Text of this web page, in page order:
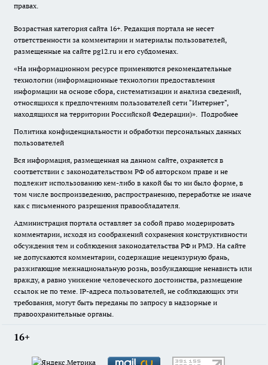
правах.
Возрастная категория сайта 16+. Редакция портала не несет
ответственности за комментарии и материалы пользователей,
размещенные на сайте pg12.ru и его субдоменах.
«На информационном ресурсе применяются рекомендательные
технологии (информационные технологии предоставления
информации на основе сбора, систематизации и анализа сведений,
относящихся к предпочтениям пользователей сети "Интернет",
находящихся на территории Российской Федерации)». Подробнее
Политика конфиденциальности и обработки персональных данных
пользователей
Вся информация, размещенная на данном сайте, охраняется в
соответствии с законодательством РФ об авторском праве и не
подлежит использованию кем-либо в какой бы то ни было форме, в
том числе воспроизведению, распространению, переработке не иначе
как с письменного разрешения правообладателя.
Администрация портала оставляет за собой право модерировать
комментарии, исходя из соображений сохранения конструктивности
обсуждения тем и соблюдения законодательства РФ и РМЭ. На сайте
не допускаются комментарии, содержащие нецензурную брань,
разжигающие межнациональную рознь, возбуждающие ненависть или
вражду, а равно унижение человеческого достоинства, размещение
ссылок не по теме. IP-адреса пользователей, не соблюдающих эти
требования, могут быть переданы по запросу в надзорные и
правоохранительные органы.
16+